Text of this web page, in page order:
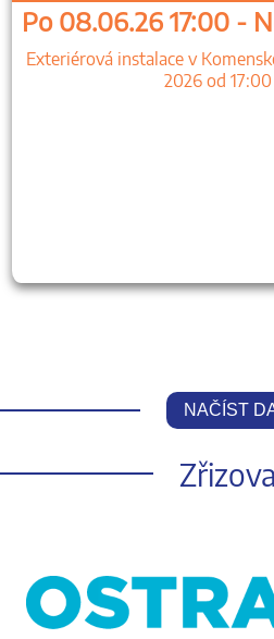
Po 08.06.26 17:00 -
Exteriérová instalace v
2026 od
NAČÍST